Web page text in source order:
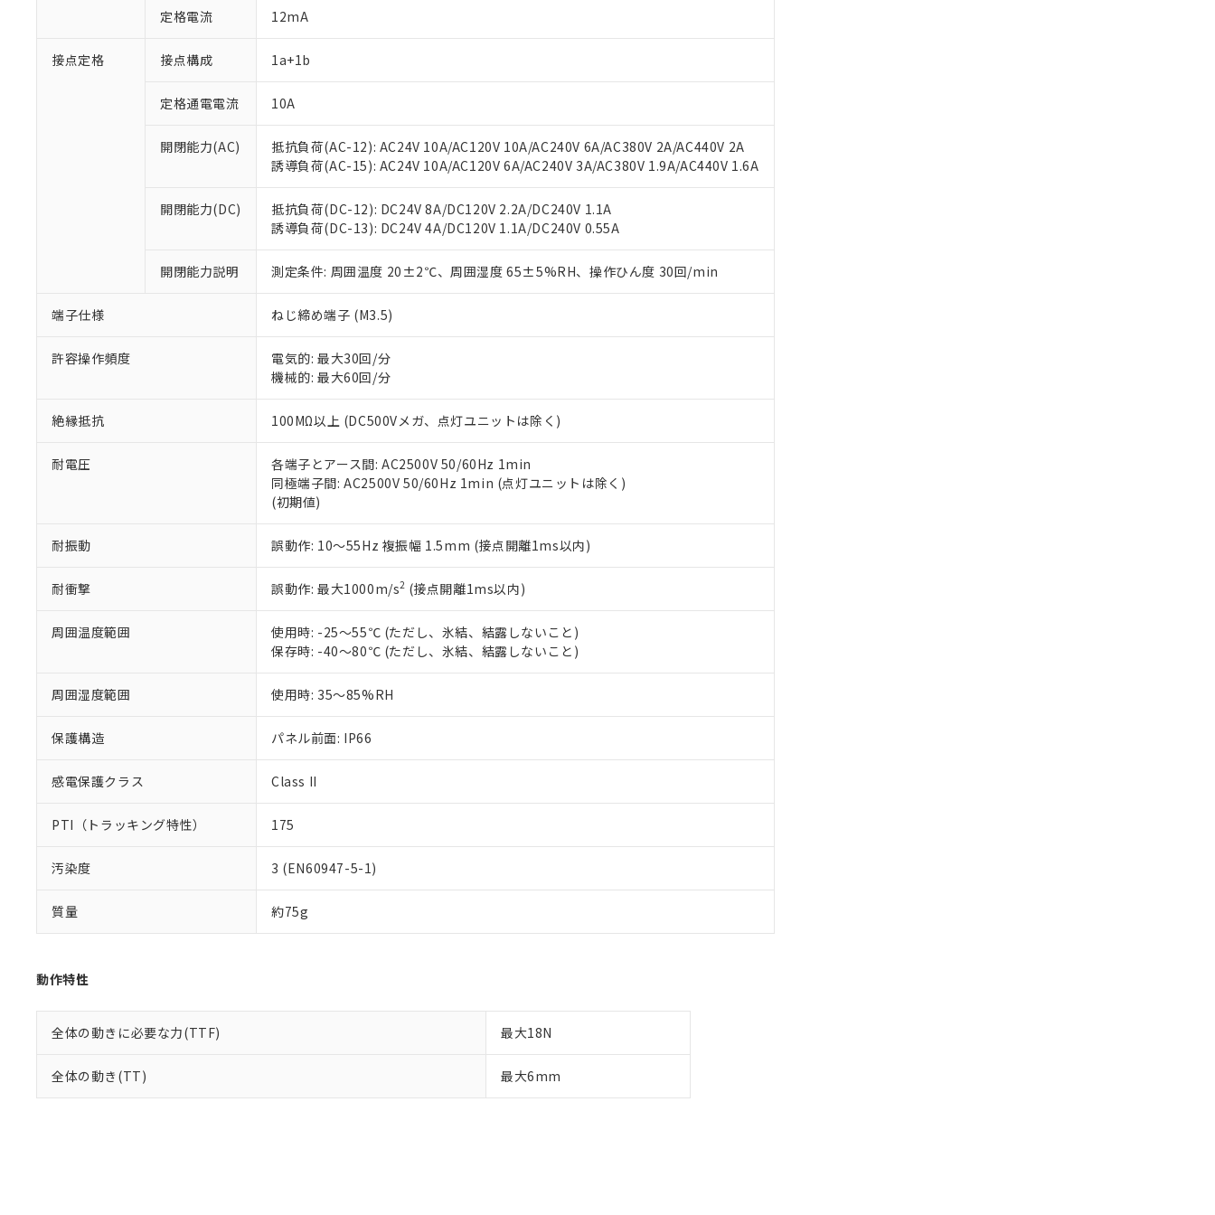
定格電流 12mA
接点定格 接点構成 1a+1b
定格通電電流 10A
開閉能力(AC)
抵抗負荷(AC-12): AC24V 10A/AC120V 10A/AC240V 6A/AC380V 2A/AC440V 2A
誘導負荷(AC-15): AC24V 10A/AC120V 6A/AC240V 3A/AC380V 1.9A/AC440V 1.6A
開閉能力(DC)
抵抗負荷(DC-12): DC24V 8A/DC120V 2.2A/DC240V 1.1A
誘導負荷(DC-13): DC24V 4A/DC120V 1.1A/DC240V 0.55A
開閉能力説明 測定条件: 周囲温度 20±2℃、周囲湿度 65±5%RH、操作ひん度 30回/min
端子仕様 ねじ締め端子 (M3.5)
許容操作頻度
電気的: 最大30回/分
機械的: 最大60回/分
絶縁抵抗 100MΩ以上 (DC500Vメガ、点灯ユニットは除く)
耐電圧
各端子とアース間: AC2500V 50/60Hz 1min
同極端子間: AC2500V 50/60Hz 1min (点灯ユニットは除く)
(初期値)
耐振動 誤動作: 10～55Hz 複振幅 1.5mm (接点開離1ms以内)
耐衝撃 誤動作: 最大1000m/s2 (接点開離1ms以内)
周囲温度範囲
使用時: -25～55℃ (ただし、氷結、結露しないこと)
保存時: -40～80℃ (ただし、氷結、結露しないこと)
周囲湿度範囲 使用時: 35～85%RH
保護構造 パネル前面: IP66
感電保護クラス Class II
PTI（トラッキング特性） 175
汚染度 3 (EN60947-5-1)
質量 約75g
動作特性
全体の動きに必要な力(TTF) 最大18N
全体の動き(TT) 最大6mm
ご利用条件
以下の条件をお読みいただき、同意のうえご利用ください。
本サービスは、当社制御機器事業取扱商品の当社在庫状況および標準価格(税抜)を提供させていただ
くものです。
当社制御機器事業取扱商品の中には、本サービスの対象外となる商品もあることをご了承ください。
在庫状況および標準価格照会結果は、記載している更新日時点での社内データに基づき作成されるも
のであり、閲覧された時点での実際の在庫および標準価格とは異なる場合があることをご了承くださ
い。
正式な納期状況および標準価格はお客様のお取引先、またはお客様担当のオムロン制御機器販売店・
当社販売員にご相談ください。
オムロン制御機器販売店や当社販売拠点は「販売ネットワーク
」をご確認ください。
在庫状況および標準価格結果を当社の事前の承諾なく第三者に漏洩または開示しないようお願いしま
す。
ている必要があります。
お客様が当ウェブサイト上で当社にご登録された部品リストについて、当社および当社の共同利用者
が、当社の製品・サービスに関するお客様との取引・商談に必要な範囲で利用することをご了承くだ
さい。
※当社の共同利用者とは、"個人情報の共同利用に関して"
の「1.共同利用者の範囲」に記載されて
いる法人を指します。
対応予定なし：EU RoHS指令（10物質）の非含有に非対応の商品で、対応品を出す予定はありません。
調査・確認中：EU RoHS指令（10物質）の非含有の対応状況を調査中または確認中の商品です。
非該当品：ライセンス料など無形物で、有害物質有無と関係のない商品です。
仕入先様の事情により、非含有部品としていたものが、含有品と判明した場合などやむを得ず変更すること
があります。
鉛(Pb) 1000ppm以下、 水銀(Hg) 1000ppm以下、 カドミウム(Cd) 100ppm以下、
六価クロム(Cr(Ⅵ)) 1000ppm以下、ポリ臭化ビフェニル類(PBB) 1000ppm以下、ポリ臭化ジフェニルエーテル類(PBDE) 1000ppm以下、
フタル酸ビス(2-エチルヘキシル) (DEHP)(別名：DOP) 1000ppm以下、フタル酸ブチルベンジル（BBP） 1000ppm以下、フタル酸ジブチ
ル（DBP） 1000ppm以下、フタル酸ジイソブチル (DIBP) 1000ppm以下
但し、RoHS指令で産業用監視および制御機器に対する適用除外項目は除く。
フタル酸エステル類の４物質については閾値を超える意図的な使用がないことを確認しています。
※2 対応予定月
部品在庫の切り替え状況などにより、予定月が前後することがあります。
※3 非含有証明書ダウンロード
下記の非含有証明書をダウンロードすることができます。
EU RoHS指令（10物質）の非含有証明書
51物質の非含有証明書（当社基準）
※本証明書は発行日時点で非含有を証明するもので、過去に遡って非含有を証明するものではありません。
また、RoHS指令のフタル酸エステル類４物質の対応では、対応完了までの期間は出荷製品に未対応品が
混在することから備考欄に対応日を記載しておりました。
既に当社にて対応品への在庫切替を完了していることから、特段のことがない限り、2022年1月12日よ
「○」：最大均質材料含有率が中国RoHSの基準値以下であることを示します。
「×」：最大均質材料含有率が中国RoHSの基準値を超えていることを示します。
「－」：未確認です。当社販売部門へお問い合わせください。
*中国RoHS10物質の基準値 (GB/T26572)：
Pb(鉛) :1000ppm、 Hg(水銀) : 1000ppm、 Cd(カドミウム) : 100ppm、
Cr(Ⅵ)(六価クロム) : 1000ppm、 PBBs(ポリ臭化ビフェニル類) : 1000ppm、 PBDEs(ポリ臭化ジフェニルエーテル類) : 1000ppm、
DBP(フタル酸ジブチル) : 1000ppm、 DIBP(フタル酸ジイソブチル) : 1000ppm、 BBP(フタル酸ブチルベンジル) : 1000ppm、
※2 環境保護使用期限
「ｅ」：有害物質（10物質）のすべてが基準値以下であることを示します。
「10」：通常の使用状況下において有害物質が外部に漏えいし、環境に深刻な影響を及ぼさない年数を意
味します。
「－」：未確認です。当社販売部門へお問い合わせください。
当社は、これら貴社製品のうち、外国為替および外国貿易法に定める商品（以下｢規制貨物等」とい
う）を輸出または国外への提供する場合は、日本国政府の輸出許可(または役務取引許可)を取得する
などの必要な手続きをとります。
ます。
当社は貴社製品を、核兵器、ミサイル、化学兵器、生物兵器またはその他武器並びにこれらの製造装
置等に一切使用いたしません。
当社は、貴社製品を第三者に販売する場合は、上記1、2および3の内容を当該第三者に通知します。
また当社は、販売先および販売に係わる関係者が違法に輸出するおそれがある場合は、取り引きをい
たしません。
記
号
説明
○ 一定数以上の在庫あり
△ 一定数には満たないが在庫あり
－
在庫なし(最新の在庫状況については、お客様のお取引先、またはお客様担当のオムロン制御
機器販売店・当社販売員にご確認ください)
空
白
受注生産機種、また在庫状況の情報を公開していない機種